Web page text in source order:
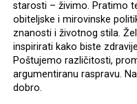
starosti – živimo. Pratimo
obiteljske i mirovinske
znanosti i životnog stila.
inspirirati kako biste
Poštujemo različitosti,
argumentiranu raspravu.
dobro.